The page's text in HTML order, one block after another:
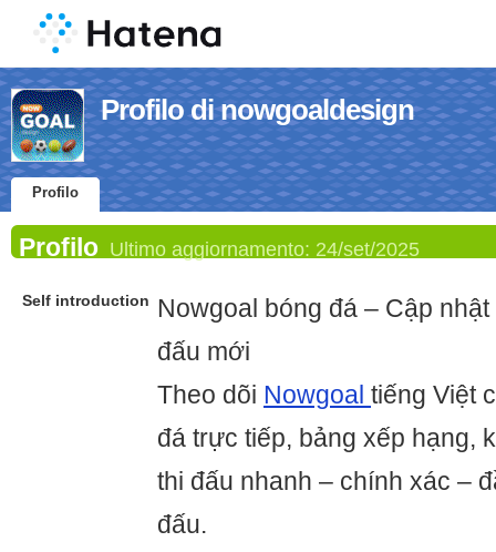
Profilo di nowgoaldesign
Profilo
Profilo Ultimo aggiornamento: 24/set/2025
Self introduction
Nowgoal bóng đá – Cập
đấu mới
Theo dõi Nowgoal tiếng Việt
đá trực tiếp, bảng xếp hạng,
thi đấu nhanh – chính xác –
đấu.